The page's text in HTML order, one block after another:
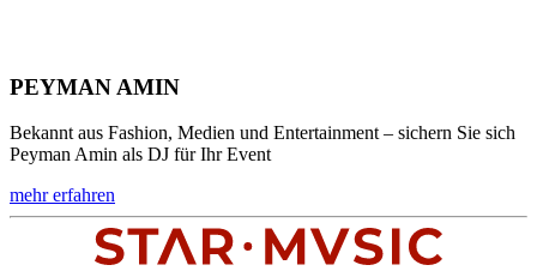
PEYMAN AMIN
Bekannt aus Fashion, Medien und Entertainment – sichern Sie sich
Peyman Amin als DJ für Ihr Event
mehr erfahren